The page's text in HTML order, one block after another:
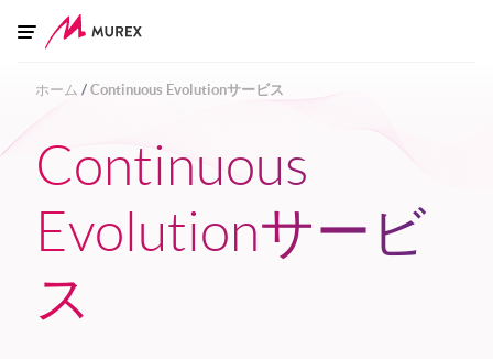
ホーム Continuous Evolutionサービス
Continuous
Evolutionサービ
ス